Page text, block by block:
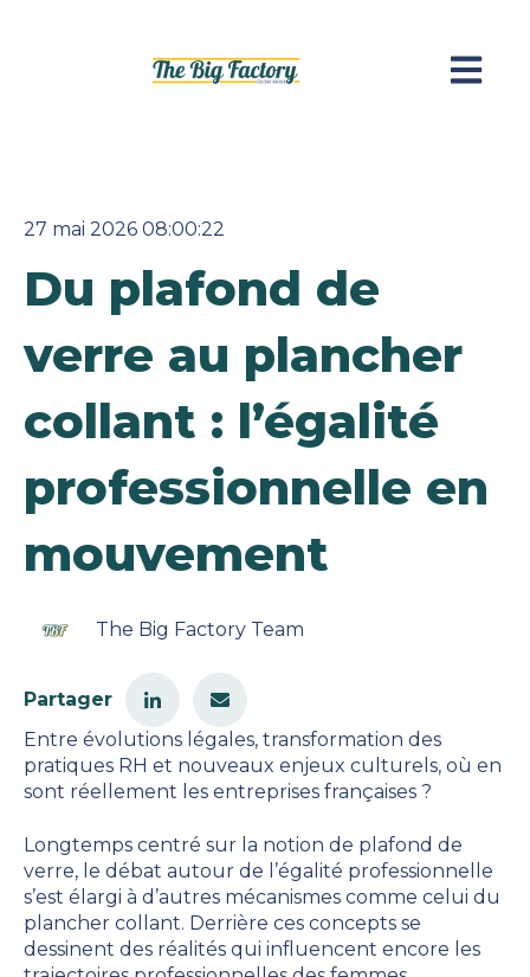
Ouvrir
27 mai 2026 08:00:22
Du plafond de
verre au plancher
collant : l’égalité
professionnelle en
mouvement
The Big Factory Team
Partager
Entre évolutions légales, transformation des
pratiques RH et nouveaux enjeux culturels, où en
sont réellement les entreprises françaises ?
Longtemps centré sur la notion de plafond de
verre, le débat autour de l’égalité professionnelle
s’est élargi à d’autres mécanismes comme celui du
plancher collant. Derrière ces concepts se
dessinent des réalités qui influencent encore les